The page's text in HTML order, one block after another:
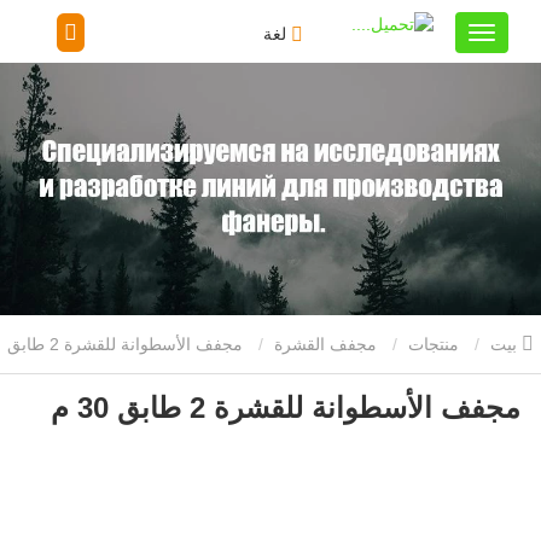
لغة
منتجات مجفف القشرة مجفف الأسطوانة للقشرة 2 طابق
مجفف الأسطوانة للقشرة 2 طابق 30 م